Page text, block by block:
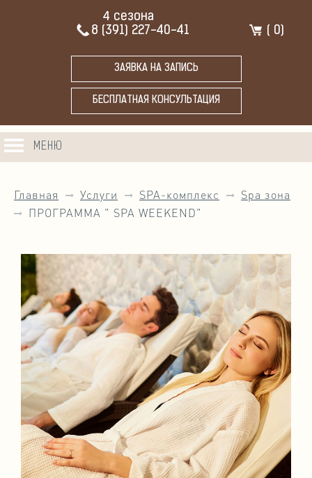
4 сезона
8 (391) 227-40-41
( 0)
ЗАЯВКА НА ЗАПИСЬ
БЕСПЛАТНАЯ КОНСУЛЬТАЦИЯ
МЕНЮ
Главная Услуги SPA-комплекс
Spa зона
ПРОГРАММА " SPA WEEKEND"